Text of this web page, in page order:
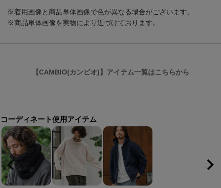
※着用画像と商品単体画像で色が異なる場合がございます。
※商品単体画像を実物により近づけております。
【CAMBIO(カンビオ)】アイテム一覧はこちらから
コーディネート使用アイテム